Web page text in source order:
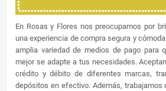
En Rosas y Flores nos preocupamos por
una experiencia de compra segura y
amplia variedad de medios de pago para
mejor se adapte a tus necesidades.
crédito y débito de diferentes marcas,
depósitos en efectivo. Además, trabajamos